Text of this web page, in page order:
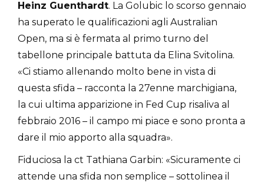
Heinz Guenthardt. La Golubic lo scorso gennaio
ha superato le qualificazioni agli Australian
Open, ma si è fermata al primo turno del
tabellone principale battuta da Elina Svitolina.
«Ci stiamo allenando molto bene in vista di
questa sfida – racconta la 27enne marchigiana,
la cui ultima apparizione in Fed Cup risaliva al
febbraio 2016 – il campo mi piace e sono pronta a
dare il mio apporto alla squadra».
Fiduciosa la ct Tathiana Garbin: «Sicuramente ci
attende una sfida non semplice – sottolinea il